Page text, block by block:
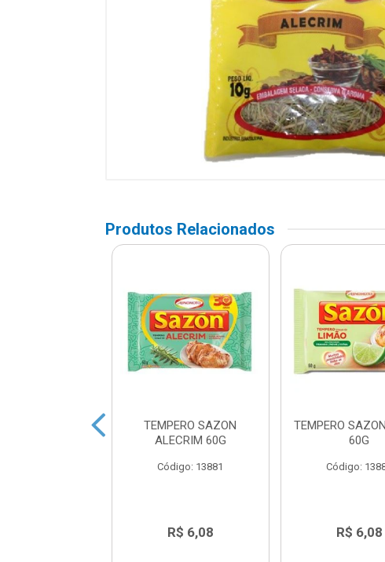
Produtos Relacionados
TEMPERO SAZON
ALECRIM 60G
Código: 13881
R$ 6,08
TEMPERO
60G
Código:
R$ 6,08